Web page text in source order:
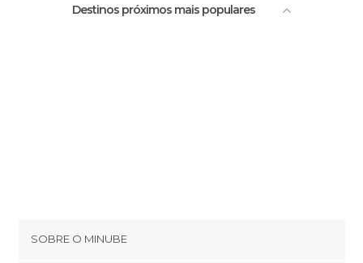
Destinos próximos mais populares
SOBRE O MINUBE